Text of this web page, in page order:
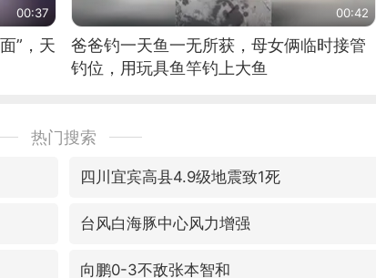
00:37
”，天
00:42
爸爸钓一天鱼一无所获，母女俩临时接管
钓位，用玩具鱼竿钓上大鱼
热门搜索
四川宜宾高县4.9级地震致1死
台风白海豚中心风力增强
向鹏0-3不敌张本智和